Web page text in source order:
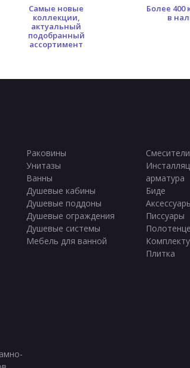
Самые новые
коллекции,
актуальный
подобранный
ассортимент
Более 400
в
Раковины
Унитазы
Ванны
Душевые кабины
Душевые поддоны
Душевые ограждения
Душевые системы
Мебель для ванной
Смесители
арматура
Биде
Писсуары
Плитка